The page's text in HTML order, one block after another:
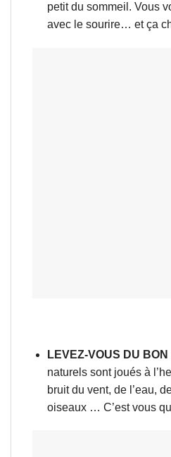
petit du sommeil. Vous
avec le sourire… et ça
LEVEZ-VOUS DU BON
naturels sont joués à
bruit du vent, de l’eau,
oiseaux … C’est vous